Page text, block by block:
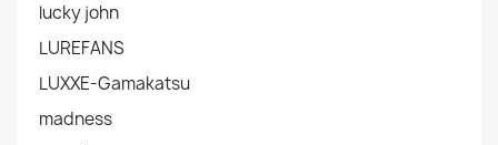
lucky john
LUREFANS
LUXXE-Gamakatsu
madness